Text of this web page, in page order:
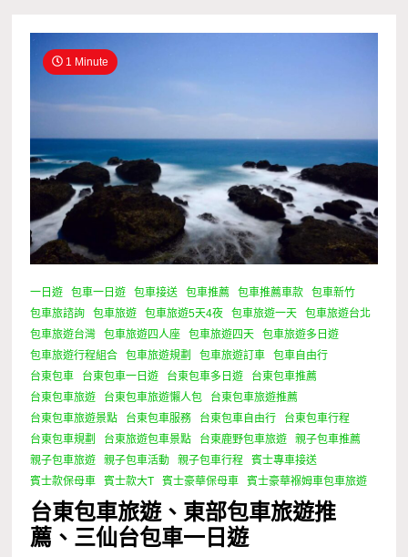
1 Minute
一日遊 包車一日遊 包車接送 包車推薦 包車推薦車款
包車新竹
包車旅諮詢
包車旅遊 包車旅遊5天4夜 包車旅遊一天
包車旅遊台北
包車旅遊台灣
包車旅遊四人座 包車旅遊四天
包車旅遊多日遊
包車旅遊行程組合
包車旅遊規劃 包車旅遊訂車
包車自由行
台東包車
台東包車一日遊 台東包車多日遊
台東包車推薦
台東包車旅遊
台東包車旅遊懶人包
台東包車旅遊推薦
台東包車旅遊景點
台東包車服務 台東包車自由行
台東包車行程
台東包車規劃
台東旅遊包車景點 台東鹿野包車旅遊
親子包車推薦
親子包車旅遊
親子包車活動 親子包車行程
賓士專車接送
賓士款保母車
賓士款大T 賓士豪華保母車 賓士豪華褓姆車包車旅遊
台東包車旅遊、東部包車旅遊推
薦、三仙台包車一日遊